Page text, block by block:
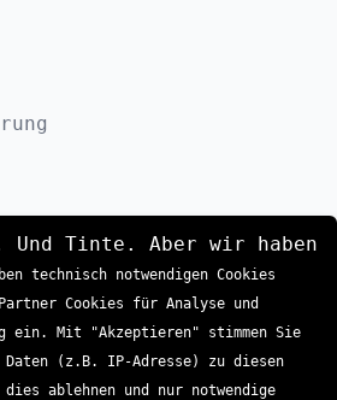
Und Tinte. Aber wir haben
technisch notwendigen Cookies
Cookies für Analyse und
ein. Mit "Akzeptieren" stimmen Sie
(z.B. IP-Adresse) zu diesen
dies ablehnen und nur notwendige